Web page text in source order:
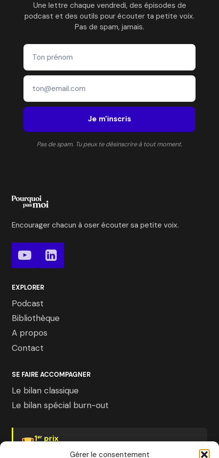
Gérer le consentement
Une lettre chaque vendredi, des épisodes de
podcast et des outils pour écouter ta petite voix.
Pas de spam, jamais.
Je m'inscris
Pas de spam. Tu peux te désinscrire à tout moment.
Encourager chacun à oser écouter sa petite voix.
EXPLORER
Podcast
Bibliothèque
A propos
Contact
SE FAIRE ACCOMPAGNER
Le bilan classique
Le bilan spécial burn-out
1er prix